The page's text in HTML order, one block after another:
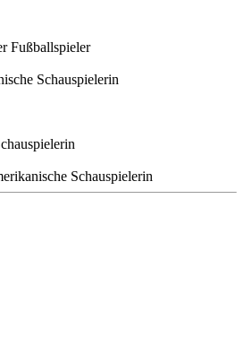
Fußballspieler
Schauspielerin
Schauspielerin